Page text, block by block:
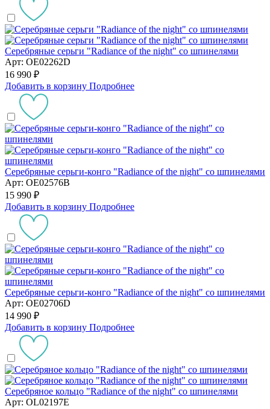
Серебряные серьги "Radiance of the night" со шпинелями
Арт: OE02262D
16 990 ₽
Добавить в корзину Подробнее
Серебряные серьги-конго "Radiance of the night" со шпинелями
Арт: OE02576B
15 990 ₽
Добавить в корзину Подробнее
Серебряные серьги-конго "Radiance of the night" со шпинелями
Арт: OE02706D
14 990 ₽
Добавить в корзину Подробнее
Серебряное кольцо "Radiance of the night" со шпинелями
Арт: OL02197E